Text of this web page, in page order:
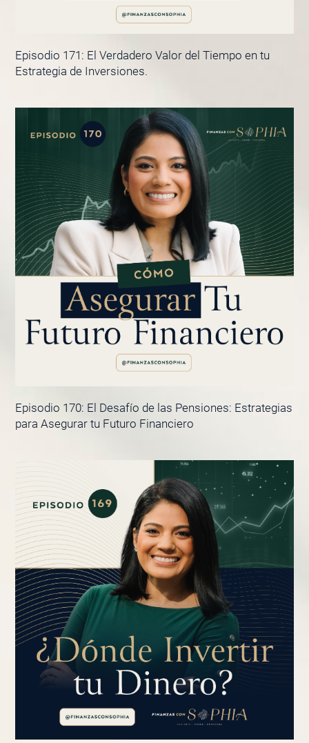
Episodio 171: El Verdadero Valor del Tiempo en tu
Estrategia de Inversiones.
Episodio 170: El Desafío de las Pensiones: Estrategias
para Asegurar tu Futuro Financiero